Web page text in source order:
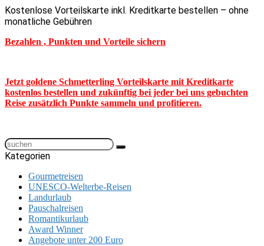
Kostenlose Vorteilskarte inkl. Kreditkarte bestellen – ohne
monatliche Gebühren
Bezahlen , Punkten und Vorteile sichern
Jetzt goldene Schmetterling Vorteilskarte mit Kreditkarte
kostenlos bestellen und zukünftig bei jeder bei uns gebuchten
Reise zusätzlich Punkte sammeln und profitieren.
Kategorien
Gourmetreisen
UNESCO-Welterbe-Reisen
Landurlaub
Pauschalreisen
Romantikurlaub
Award Winner
Angebote unter 200 Euro